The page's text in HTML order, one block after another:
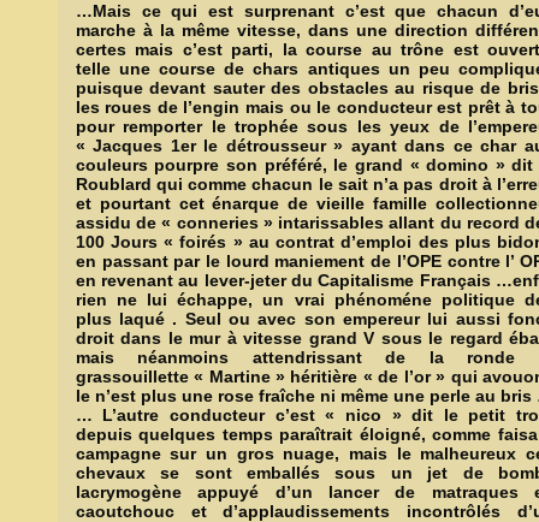
…Mais ce qui est surprenant c’est que chacun
marche à la même vitesse, dans une direction
certes mais c’est parti, la course au trône est
telle une course de chars antiques un peu
puisque devant sauter des obstacles au risque de
les roues de l’engin mais ou le conducteur est prêt à
pour remporter le trophée sous les yeux de
« Jacques 1er le détrousseur » ayant dans ce char
couleurs pourpre son préféré, le grand « domino » dit
Roublard qui comme chacun le sait n’a pas droit à
et pourtant cet énarque de vieille famille
assidu de « conneries » intarissables allant du record
100 Jours « foirés » au contrat d’emploi des plus
en passant par le lourd maniement de l’OPE contre l’
en revenant au lever-jeter du Capitalisme Français
rien ne lui échappe, un vrai phénoméne politique
plus laqué . Seul ou avec son empereur lui aussi
droit dans le mur à vitesse grand V sous le regard
mais néanmoins attendrissant de la ronde
grassouillette « Martine » héritière « de l’or » qui
le n’est plus une rose fraîche ni même une perle au
… L’autre conducteur c’est « nico » dit le petit
depuis quelques temps paraîtrait éloigné, comme
campagne sur un gros nuage, mais le malheureux
chevaux se sont emballés sous un jet de
lacrymogène appuyé d’un lancer de matraques
caoutchouc et d’applaudissements incontrôlés